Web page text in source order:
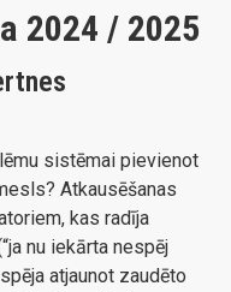
2024 / 2025
sistēmai pievienot
Atkausēšanas
kas radīja
nu iekārta nespēj
atjaunot zaudēto